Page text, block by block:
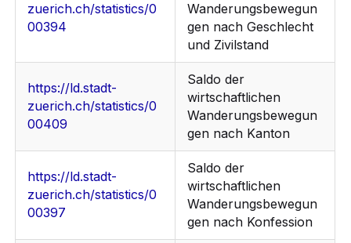
zuerich.ch/statistics/0
00394
Wanderungsbewegun
gen nach Geschlecht
und Zivilstand
https://ld.stadt-
zuerich.ch/statistics/0
00409
Saldo der
wirtschaftlichen
Wanderungsbewegun
gen nach Kanton
https://ld.stadt-
zuerich.ch/statistics/0
00397
Saldo der
wirtschaftlichen
Wanderungsbewegun
gen nach Konfession